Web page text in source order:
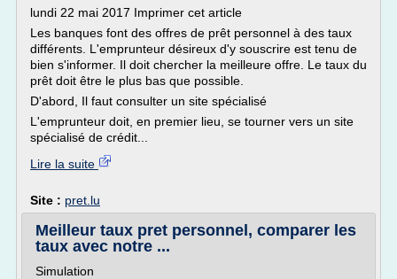
lundi 22 mai 2017 Imprimer cet article
Les banques font des offres de prêt personnel à des taux
différents. L'emprunteur désireux d'y souscrire est tenu de
bien s'informer. Il doit chercher la meilleure offre. Le taux du
prêt doit être le plus bas que possible.
D'abord, Il faut consulter un site spécialisé
L'emprunteur doit, en premier lieu, se tourner vers un site
spécialisé de crédit...
Lire la suite
Site : pret.lu
Meilleur taux pret personnel, comparer les
taux avec notre ...
Simulation